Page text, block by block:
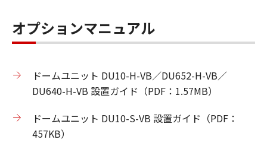
オプションマニュアル
ドームユニット DU10-H-VB／DU652-H-VB／
DU640-H-VB 設置ガイド（PDF：1.57MB）
ドームユニット DU10-S-VB 設置ガイド（PDF：
457KB）